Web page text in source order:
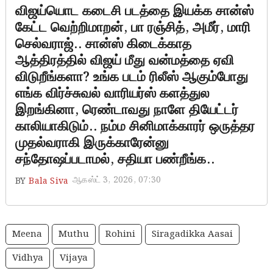
விஜய்யொட கடைசி படத்தை இயக்க சான்ஸ்
கேட்ட வெற்றிமாறன், பா ரஞ்சித், அமீர், மாரி
செல்வராஜ்.. சான்ஸ் கிடைக்காத
ஆத்திரத்தில் விஜய் மீது வன்மத்தை ஏவி
விடுறீங்களா? உங்க படம் ரிலீஸ் ஆகும்போது
எங்க விர்ச்சுவல் வாரியர்ஸ் களத்துல
இறங்கினா, ரெண்டாவது நாளே தியேட்டர்
காலியாகிடும்.. நம்ம சினிமாக்காரர் ஒருத்தர
முதல்வராகி இருக்காரேன்னு
சந்தோஷப்படாமல், சதியா பண்றீங்க..
BY Bala Siva ஆகஸ்ட் 3, 2026, 07:30
Meena Muthu Rohini
Siragadikka Aasai
Vidhya
Vijaya